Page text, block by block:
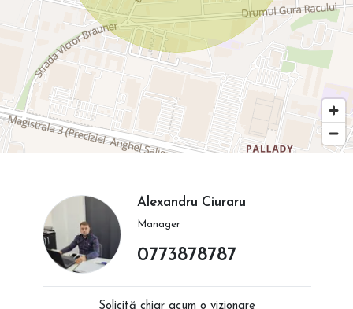
Alexandru Ciuraru
Manager
0773878787
Solicită chiar acum o vizionare